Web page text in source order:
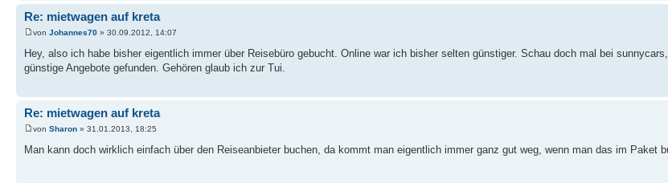
Re: mietwagen auf kreta
von Johannes70 » 30.09.2012, 14:07
Hey, also ich habe bisher eigentlich immer über Reisebüro gebucht. Online war ich bisher selten günstiger. Schau doch mal bei
günstige Angebote gefunden. Gehören glaub ich zur Tui.
Re: mietwagen auf kreta
von Sharon » 31.01.2013, 18:25
Man kann doch wirklich einfach über den Reiseanbieter buchen, da kommt man eigentlich immer ganz gut weg, wenn man das im Paket